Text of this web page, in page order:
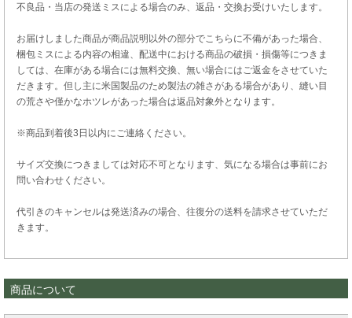
不良品・当店の発送ミスによる場合のみ、返品・交換お受けいたします。
お届けしました商品が商品説明以外の部分でこちらに不備があった場合、
梱包ミスによる内容の相違、配送中における商品の破損・損傷等につきま
しては、在庫がある場合には無料交換、無い場合にはご返金をさせていた
だきます。但し主に米国製品のため製法の雑さがある場合があり、縫い目
の荒さや僅かなホツレがあった場合は返品対象外となります。
※商品到着後3日以内にご連絡ください。
サイズ交換につきましては対応不可となります、気になる場合は事前にお
問い合わせください。
代引きのキャンセルは発送済みの場合、往復分の送料を請求させていただ
きます。
商品について